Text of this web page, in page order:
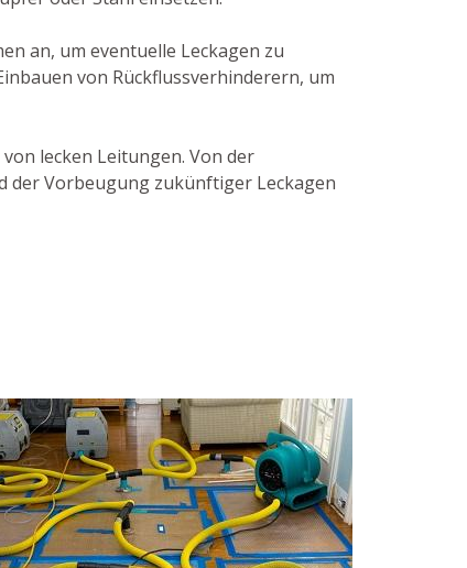
an, um eventuelle Leckagen zu
von Rückflussverhinderern, um
lecken Leitungen. Von der
der Vorbeugung zukünftiger Leckagen